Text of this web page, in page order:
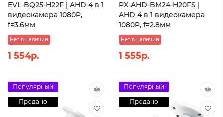
EVL-BQ25-H22F | AHD 4 в 1
видеокамера 1080P,
f=3.6мм
Нет в наличии
1 554р.
PX-AHD-BM24-H20FS |
AHD 4 в 1 видеокамера
1080P, f=2.8мм
Нет в наличии
1 555р.
Популярный
Продано
Популярный
Продано